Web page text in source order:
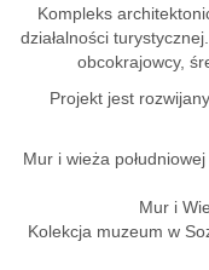
Kompleks
działalności
obcokrajowcy,
Projekt jest
Mur i wieża
Mur i
Kolekcja muzeum w